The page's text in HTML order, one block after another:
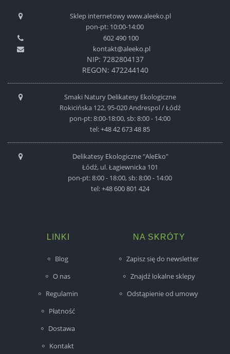
Sklep internetowy www.aleeko.pl
pon-pt: 10:00-14:00
602 490 100
kontakt@aleeko.pl
NIP: 7282804137
REGON: 472244140
Smaki Natury Delikatesy Ekologiczne
Rokicińska 122, 95-020 Andrespol / Łódź
pon-pt: 8:00-18:00, sb: 8:00 - 14:00
tel:+48 42 673 48 85
Delikatesy Ekologiczne "AleEko"
Łódź, ul. Łagiewnicka 101
pon-pt: 8:00 - 18:00, sb: 8:00 - 14:00
tel:+48 600 801 424
LINKI
Blog
O nas
Regulamin
Płatność
Dostawa
Kontakt
NA SKRÓTY
Zapisz się do newsletter
Znajdź lokalne sklepy
Odstąpienie od umowy